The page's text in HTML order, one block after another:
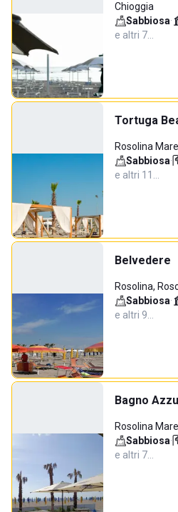
Chioggia
Sabbiosa·
e altri 7…
Tortuga
Rosolina Mare
Sabbiosa·
e altri 11…
Belvedere
Rosolina,
Sabbiosa·
e altri 9…
Bagno
Rosolina Mare
Sabbiosa·
e altri 7…